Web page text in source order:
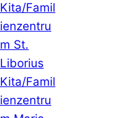
Kita/Famil
ienzentru
m St.
Liborius
Kita/Famil
ienzentru